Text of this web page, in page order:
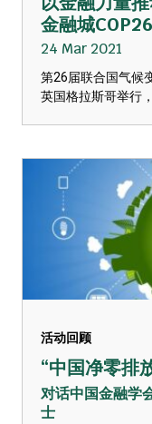
金融城
24 Mar 2021
第26届联合国气候
英国格拉斯哥举行
活动回顾
“中国净零排
对话中国金融学
士